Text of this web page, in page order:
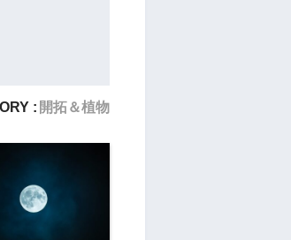
: 開拓＆植物